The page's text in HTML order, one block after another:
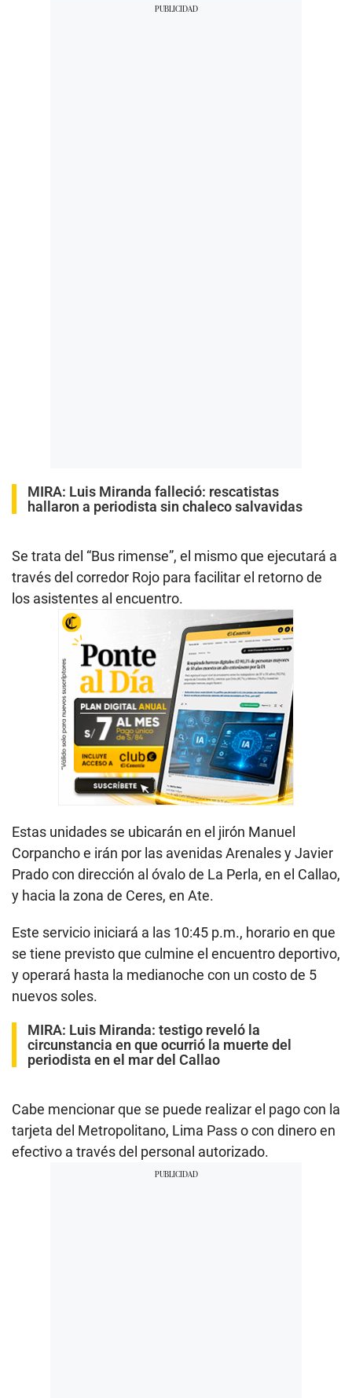
MIRA: Luis Miranda falleció: rescatistas
hallaron a periodista sin chaleco salvavidas
Se trata del “Bus rimense”, el mismo que ejecutará a
través del corredor Rojo para facilitar el retorno de
los asistentes al encuentro.
Estas unidades se ubicarán en el jirón Manuel
Corpancho e irán por las avenidas Arenales y Javier
Prado con dirección al óvalo de La Perla, en el Callao,
y hacia la zona de Ceres, en Ate.
Este servicio iniciará a las 10:45 p.m., horario en que
se tiene previsto que culmine el encuentro deportivo,
y operará hasta la medianoche con un costo de 5
nuevos soles.
MIRA: Luis Miranda: testigo reveló la
circunstancia en que ocurrió la muerte del
periodista en el mar del Callao
Cabe mencionar que se puede realizar el pago con la
tarjeta del Metropolitano, Lima Pass o con dinero en
efectivo a través del personal autorizado.